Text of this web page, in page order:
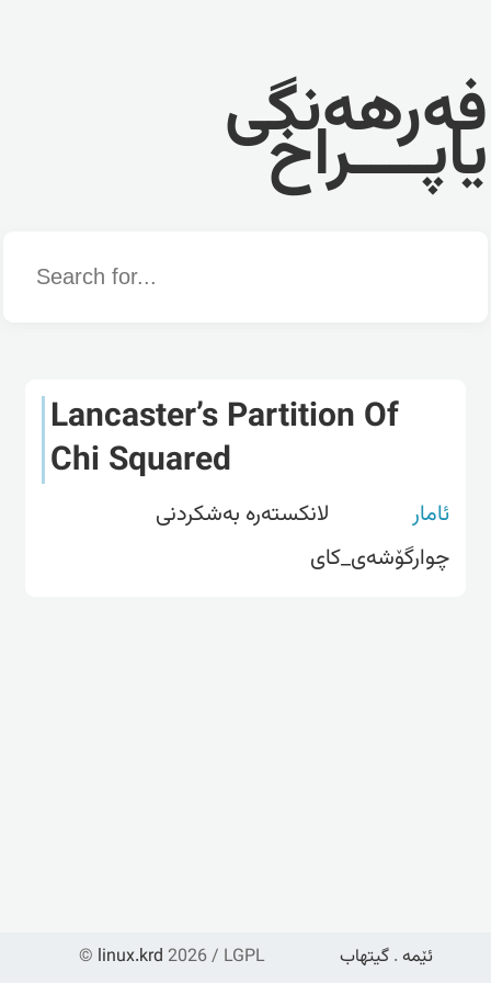
فەرهەنگی
یاپــــراخ
Word
Lancaster’s Partition Of
Chi Squared
ئامار
لانکستەرە بەشکردنی
چوارگۆشەی_کای
© linux.krd 2026 / LGPL ئێمە . گیتهاب